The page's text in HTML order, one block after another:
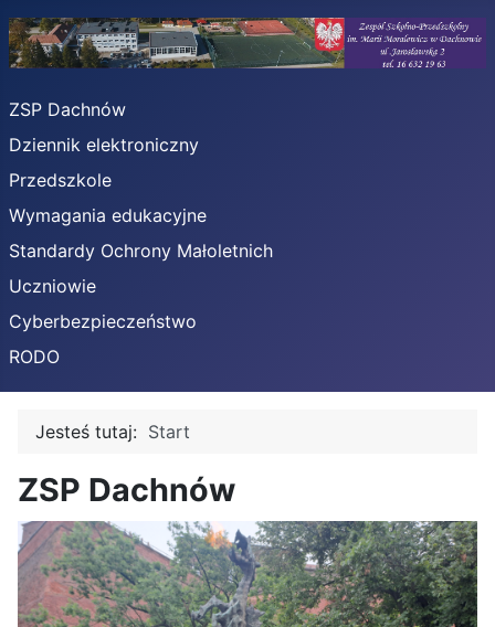
ZSP Dachnów
Dziennik elektroniczny
Przedszkole
Wymagania edukacyjne
Standardy Ochrony Małoletnich
Uczniowie
Cyberbezpieczeństwo
RODO
Jesteś tutaj: Start
ZSP Dachnów